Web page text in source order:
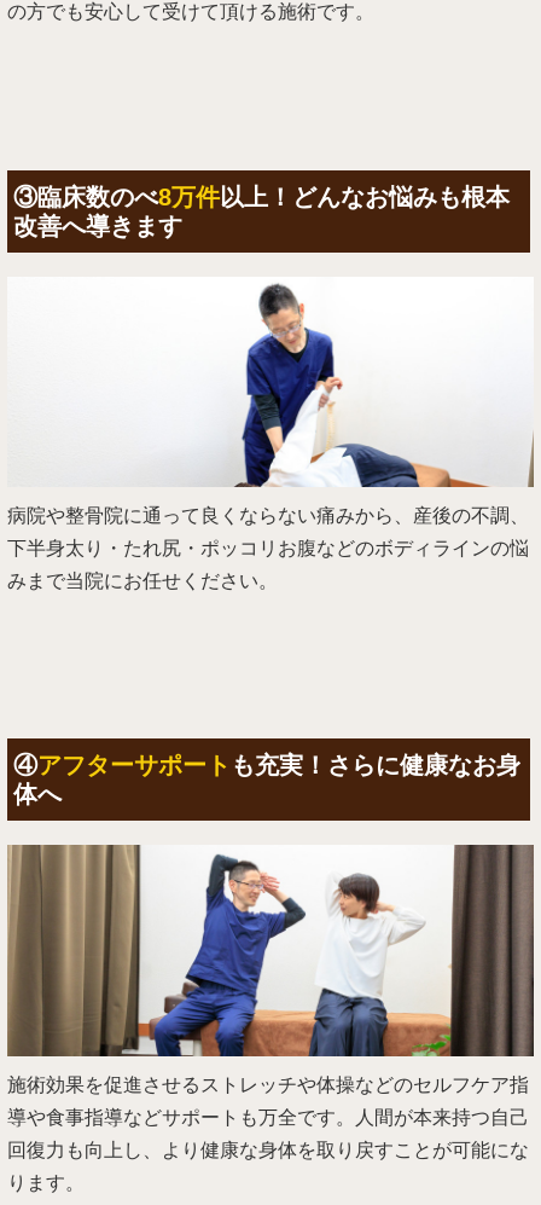
の方でも安心して受けて頂ける施術です。
③臨床数のべ8万件以上！どんなお悩みも根本
改善へ導きます
病院や整骨院に通って良くならない痛みから、産後の不調、
下半身太り・たれ尻・ポッコリお腹などのボディラインの悩
みまで当院にお任せください。
④アフターサポート も充実！さらに健康なお身
体へ
施術効果を促進させるストレッチや体操などのセルフケア指
導や食事指導などサポートも万全です。人間が本来持つ自己
回復力も向上し、より健康な身体を取り戻すことが可能にな
ります。